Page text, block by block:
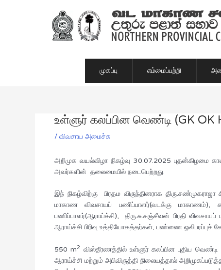
முகப்பு எம்மைப்பற்றி
உள்ளுர் கலப்பின வெண்டி (GK OK
/ விவசாய அமைச்சு
அறிமுக வயல்விழா நிகழ்வு 30.07.2025 புதன்கிழமை
அவர்களின் தலைமையில் நடைபெற்றது.
இந் நிகழ்விற்கு பிரதம விருந்தினராக
மாகாண விவசாயப் பணிப்பாளர்(வடக்கு மாகாணம்),
பணிப்பாளர்(ஆராய்ச்சி), திரு.சு.சஞ்சீவன் பிரதி
ஆராய்ச்சி பிரிவு உத்தியோகத்தர்கள், பண்ணை
550 m2
விஸ்தீரணத்தில் உள்ளுர் கலப்பின புதிய
ஆராய்ச்சி மற்றும் அபிவிருத்தி நிலையத்தால்
Post
navigation